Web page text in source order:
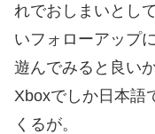
れでおしまいとし
いフォローアップ
遊んでみると良い
Xboxでしか日本語
くるが。